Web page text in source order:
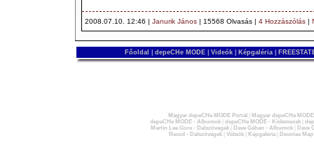
2008.07.10. 12:46 | Janurik János | 15568 Olvasás | 4 Hozzászólás |
Főoldal depeCHe MODE Videók Képgaléria
Magyar depeCHe MODE Portál
Magyar depeCHe
depeCHe MODE - Albumok| depeCHe MODE - Kislemezek|
Martin Lee Gore - Dalszövegek| Dave Gahan - Albumok|
Dave
Recoil - Dalszövegek| Videók| Képgaléria| Devotee Map